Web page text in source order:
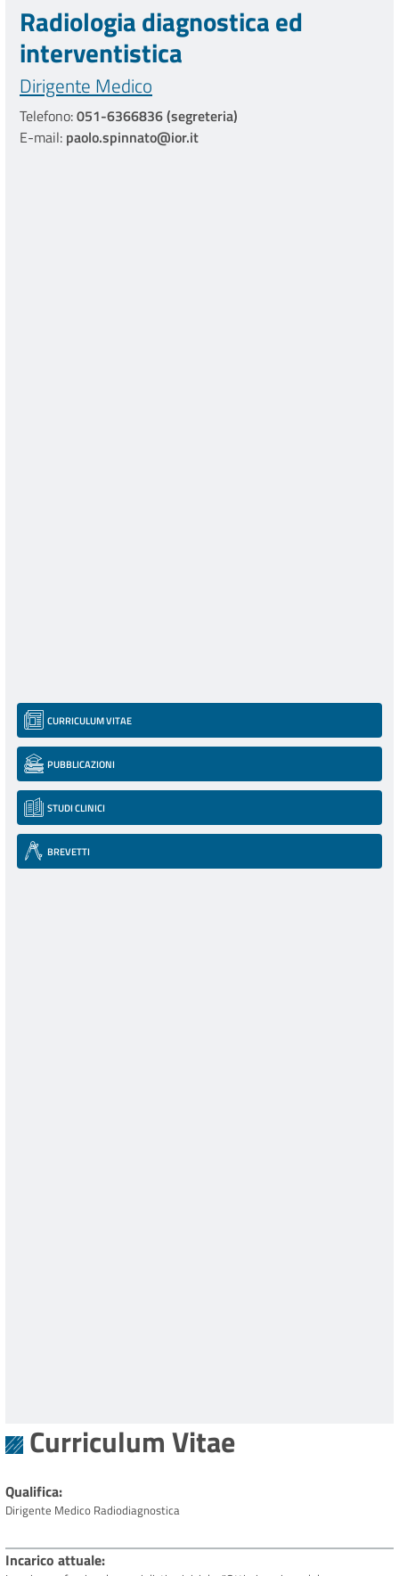
Radiologia diagnostica ed
interventistica
Dirigente Medico
Telefono:051-6366836 (segreteria)
E-mail: paolo.spinnato@ior.it
CURRICULUM VITAE
PUBBLICAZIONI
STUDI CLINICI
BREVETTI
Curriculum Vitae
Qualifica
Dirigente Medico Radiodiagnostica
Incarico attuale